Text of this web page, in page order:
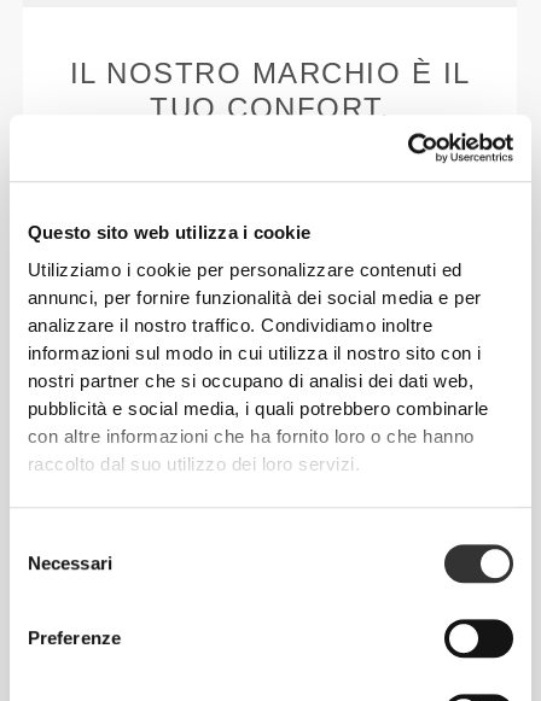
Questo sito web utilizza i cookie
Utilizziamo i cookie per personalizzare contenuti ed
annunci, per fornire funzionalità dei social media e per
analizzare il nostro traffico. Condividiamo inoltre
informazioni sul modo in cui utilizza il nostro sito con i
nostri partner che si occupano di analisi dei dati web,
pubblicità e social media, i quali potrebbero combinarle
con altre informazioni che ha fornito loro o che hanno
raccolto dal suo utilizzo dei loro servizi.
delNecessari
Preferenze
IL NOSTRO MARCHIO È IL
TUO CONFORT.
Senza etichetta cucita
Il nostro abbigliamento è sinonimo di comodità.
Abbiamo abbracciato una filosofia che rimane
impressa sui vestiti: senza cuciture! Senza etichette
cucite, indossare le nostre creazioni diventa un
piacere, perché non causano irritazioni alla pelle.
CONSIGLI PER LE TAGLIE